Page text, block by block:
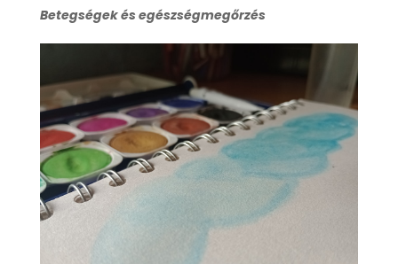
Betegségek és egészségmegőrzés